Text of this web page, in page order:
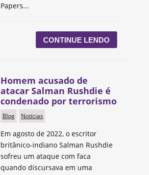
Papers...
CONTINUE LENDO
Homem acusado de
atacar Salman Rushdie é
condenado por terrorismo
Blog Notícias
Em agosto de 2022, o escritor
britânico-indiano Salman Rushdie
sofreu um ataque com faca
quando discursava em uma